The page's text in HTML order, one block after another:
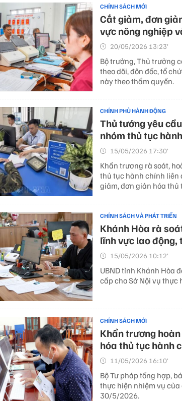
CHÍNH SÁCH MỚI
Cắt giảm, đơn
vực nông nghiệp
20/05/2026 13:23’
Bộ trưởng, Thủ trưởng
theo dõi, đôn đốc, tổ
này theo thẩm quyền.
CHÍNH PHỦ HÀNH ĐỘNG
Thủ tướng yêu
nhóm thủ tục
15/05/2026 17:30’
Khẩn trương rà soát,
thủ tục hành chính liên
giảm, đơn giản hóa
CHÍNH SÁCH VÀ PHÁT TRIỂN
Khánh Hòa rà
lĩnh vực lao động,
15/05/2026 10:12’
UBND tỉnh Khánh Hòa
cấp cho Sở Nội vụ
CHÍNH SÁCH MỚI
Khẩn trương
hóa thủ tục hành
11/05/2026 16:10’
Bộ Tư pháp tổng hợp,
thực hiện nhiệm vụ
30/5/2026.